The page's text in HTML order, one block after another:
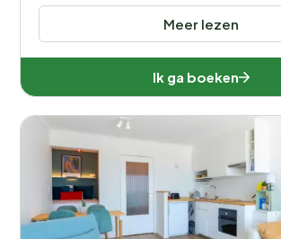
Meer lezen
Ik ga boeken